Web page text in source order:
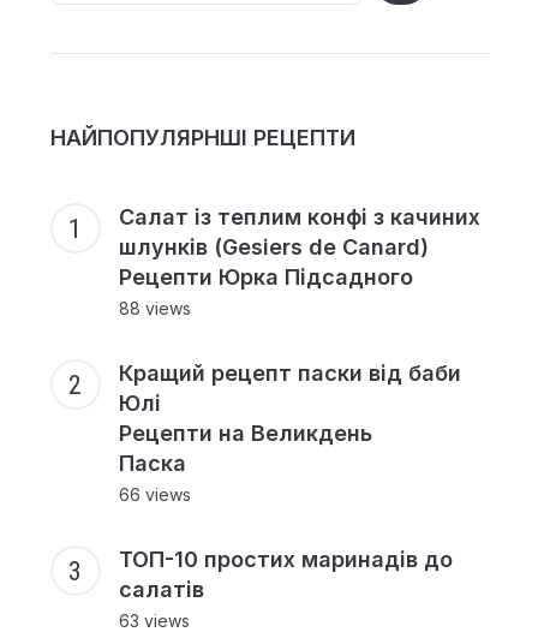
НАЙПОПУЛЯРНШІ РЕЦЕПТИ
Салат із теплим конфі з качиних
шлунків (Gesiers de Canard)
Рецепти Юрка Підсадного
88 views
Кращий рецепт паски від баби
Юлі
Рецепти на Великдень
Паска
66 views
ТОП-10 простих маринадів до
салатів
63 views